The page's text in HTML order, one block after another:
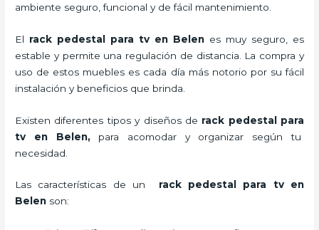
ambiente seguro, funcional y de fácil mantenimiento.
El rack pedestal para tv en Belen es muy seguro, es
estable y permite una regulación de distancia. La compra y
uso de estos muebles es cada día más notorio por su fácil
instalación y beneficios que brinda.
Existen diferentes tipos y diseños de rack pedestal para
tv en Belen,para acomodar y organizar según tu
necesidad.
Las características de un rack pedestal para tven
Belen son: